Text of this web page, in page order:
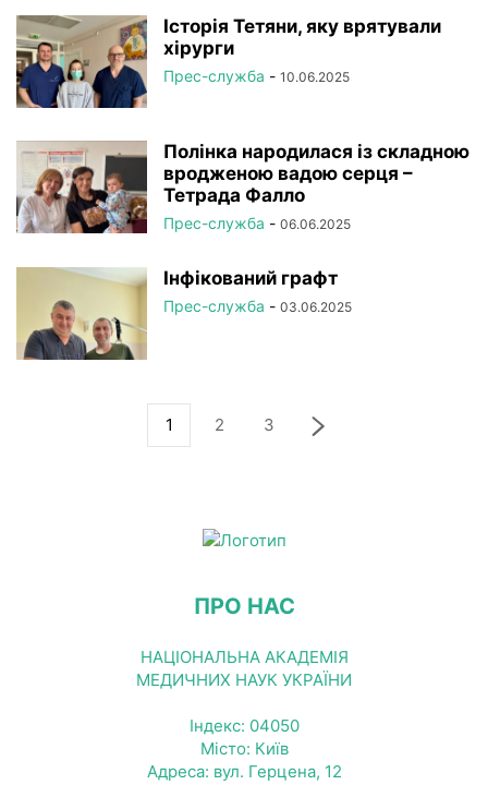
Історія Тетяни, яку врятували
хірурги
Прес-служба - 10.06.2025
Полінка народилася із складною
вродженою вадою серця –
Тетрада Фалло
Прес-служба - 06.06.2025
Інфікований графт
Прес-служба - 03.06.2025
1 2 3
ПРО НАС
НАЦІОНАЛЬНА АКАДЕМІЯ
МЕДИЧНИХ НАУК УКРАЇНИ
Індекс: 04050
Місто: Київ
Адреса: вул. Герцена, 12